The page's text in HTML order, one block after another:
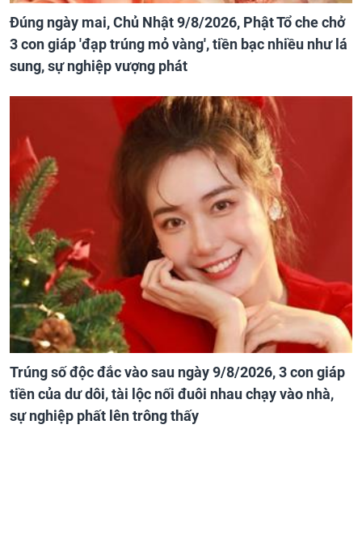
Đúng ngày mai, Chủ Nhật 9/8/2026, Phật Tổ che chở
3 con giáp 'đạp trúng mỏ vàng', tiền bạc nhiều như lá
sung, sự nghiệp vượng phát
Trúng số độc đắc vào sau ngày 9/8/2026, 3 con giáp
tiền của dư dôi, tài lộc nối đuôi nhau chạy vào nhà,
sự nghiệp phất lên trông thấy